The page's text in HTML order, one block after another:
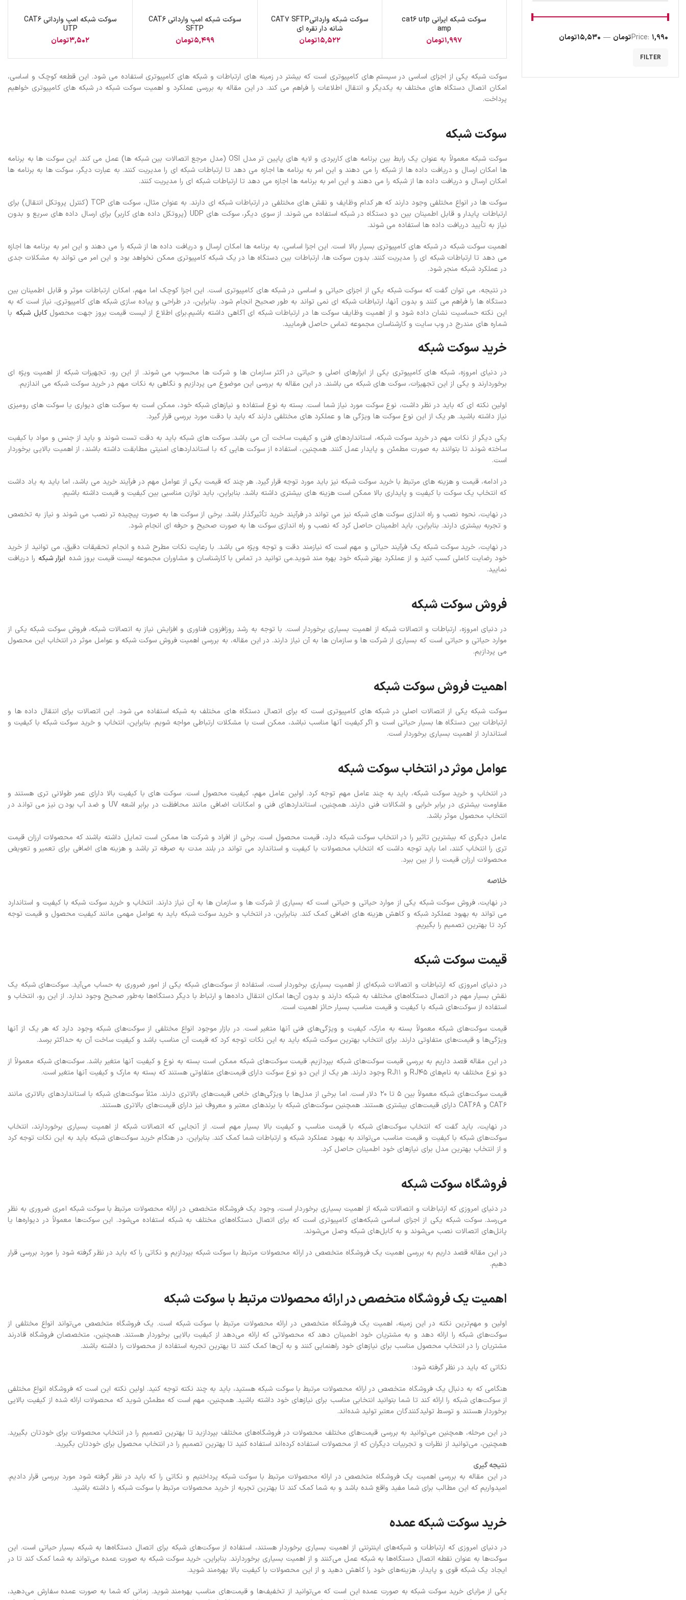
پچ پنل SFTP
پچ پنل UTP
پچ پنل نگزنس
FILTER
Price: 1,990 تومان — 15,530 تومان
سوکت شبکه ایرانی cat6 utp
amp
1,997تومان
سوکت شبکه وارداتیCAT7 SFTP
شانه دار نقره ای
15,522تومان
سوکت شبکه امپ وارداتی CAT6
SFTP
5,499تومان
سوکت شبکه امپ وارداتی CAT6
UTP
3,502تومان
سوکت شبکه یکی از اجزای اساسی در سیستم های کامپیوتری است که بیشتر در زمینه های ارتباطات و شبکه های کامپیوتری استفاده می شود. این قطعه کوچک و اساسی،
امکان اتصال دستگاه های مختلف به یکدیگر و انتقال اطلاعات را فراهم می کند. در این مقاله به بررسی عملکرد و اهمیت سوکت شبکه در شبکه های کامپیوتری خواهیم
پرداخت.
سوکت شبکه
سوکت شبکه معمولاً به عنوان یک رابط بین برنامه های کاربردی و لایه های پایین تر مدل OSI (مدل مرجع اتصالات بین شبکه ها) عمل می کند. این سوکت ها به برنامه
ها امکان ارسال و دریافت داده ها از شبکه را می دهند و این امر به برنامه ها اجازه می دهد تا ارتباطات شبکه ای را مدیریت کنند. به عبارت دیگر، سوکت ها به برنامه ها
امکان ارسال و دریافت داده ها از شبکه را می دهند و این امر به برنامه ها اجازه می دهد تا ارتباطات شبکه ای را مدیریت کنند.
سوکت ها در انواع مختلفی وجود دارند که هر کدام وظایف و نقش های مختلفی در ارتباطات شبکه ای دارند. به عنوان مثال، سوکت های TCP (کنترل پروتکل انتقال) برای
ارتباطات پایدار و قابل اطمینان بین دو دستگاه در شبکه استفاده می شوند. از سوی دیگر، سوکت های UDP (پروتکل داده های کاربر) برای ارسال داده های سریع و بدون
نیاز به تأیید دریافت داده ها استفاده می شوند.
اهمیت سوکت شبکه در شبکه های کامپیوتری بسیار بالا است. این اجزا اساسی، به برنامه ها امکان ارسال و دریافت داده ها از شبکه را می دهند و این امر به برنامه ها اجازه
می دهد تا ارتباطات شبکه ای را مدیریت کنند. بدون سوکت ها، ارتباطات بین دستگاه ها در یک شبکه کامپیوتری ممکن نخواهد بود و این امر می تواند به مشکلات جدی
در عملکرد شبکه منجر شود.
در نتیجه، می توان گفت که سوکت شبکه یکی از اجزای حیاتی و اساسی در شبکه های کامپیوتری است. این اجزا کوچک اما مهم، امکان ارتباطات موثر و قابل اطمینان بین
دستگاه ها را فراهم می کنند و بدون آنها، ارتباطات شبکه ای نمی تواند به طور صحیح انجام شود. بنابراین، در طراحی و پیاده سازی شبکه های کامپیوتری، نیاز است که به
این نکته حساسیت نشان داده شود و از اهمیت وظایف سوکت ها در ارتباطات شبکه ای آگاهی داشته باشیم.برای اطلاع از لیست قیمت بروز جهت محصولکابل شبکه با
شماره های مندرج در وب سایت و کارشناسان مجموعه تماس حاصل فرمایید.
خرید سوکت شبکه
در دنیای امروزه، شبکه های کامپیوتری یکی از ابزارهای اصلی و حیاتی در اکثر سازمان ها و شرکت ها محسوب می شوند. از این رو، تجهیزات شبکه از اهمیت ویژه ای
برخوردارند و یکی از این تجهیزات، سوکت های شبکه می باشند. در این مقاله به بررسی این موضوع می پردازیم و نگاهی به نکات مهم در خرید سوکت شبکه می اندازیم.
اولین نکته ای که باید در نظر داشت، نوع سوکت مورد نیاز شما است. بسته به نوع استفاده و نیازهای شبکه خود، ممکن است به سوکت های دیواری یا سوکت های رومیزی
نیاز داشته باشید. هر یک از این نوع سوکت ها ویژگی ها و عملکرد های مختلفی دارند که باید با دقت مورد بررسی قرار گیرد.
یکی دیگر از نکات مهم در خرید سوکت شبکه، استانداردهای فنی و کیفیت ساخت آن می باشد. سوکت های شبکه باید به دقت تست شوند و باید از جنس و مواد با کیفیت
ساخته شوند تا بتوانند به صورت مطمئن و پایدار عمل کنند. همچنین، استفاده از سوکت هایی که با استانداردهای امنیتی مطابقت داشته باشند، از اهمیت بالایی برخوردار
است.
در ادامه، قیمت و هزینه های مرتبط با خرید سوکت شبکه نیز باید مورد توجه قرار گیرد. هر چند که قیمت یکی از عوامل مهم در فرآیند خرید می باشد، اما باید به یاد داشت
که انتخاب یک سوکت با کیفیت و پایداری بالا ممکن است هزینه های بیشتری داشته باشد. بنابراین، باید توازن مناسبی بین کیفیت و قیمت داشته باشیم.
در نهایت، نحوه نصب و راه اندازی سوکت های شبکه نیز می تواند در فرآیند خرید تأثیرگذار باشد. برخی از سوکت ها به صورت پیچیده تر نصب می شوند و نیاز به تخصص
و تجربه بیشتری دارند. بنابراین، باید اطمینان حاصل کرد که نصب و راه اندازی سوکت ها به صورت صحیح و حرفه ای انجام شود.
در نهایت، خرید سوکت شبکه یک فرآیند حیاتی و مهم است که نیازمند دقت و توجه ویژه می باشد. با رعایت نکات مطرح شده و انجام تحقیقات دقیق، می توانید از خرید
خود رضایت کاملی کسب کنید و از عملکرد بهتر شبکه خود بهره مند شوید.می توانید در تماس با کارشناسان و مشاوران مجموعه لیست قیمت بروز شده ابزار شبکه را دریافت
نمایید.
فروش سوکت شبکه
در دنیای امروزه، ارتباطات و اتصالات شبکه از اهمیت بسیاری برخوردار است. با توجه به رشد روزافزون فناوری و افزایش نیاز به اتصالات شبکه، فروش سوکت شبکه یکی از
موارد حیاتی و حیاتی است که بسیاری از شرکت ها و سازمان ها به آن نیاز دارند. در این مقاله، به بررسی اهمیت فروش سوکت شبکه و عوامل موثر در انتخاب این محصول
می پردازیم.
اهمیت فروش سوکت شبکه
سوکت شبکه یکی از اتصالات اصلی در شبکه های کامپیوتری است که برای اتصال دستگاه های مختلف به شبکه استفاده می شود. این اتصالات برای انتقال داده ها و
ارتباطات بین دستگاه ها بسیار حیاتی است و اگر کیفیت آنها مناسب نباشد، ممکن است با مشکلات ارتباطی مواجه شویم. بنابراین، انتخاب و خرید سوکت شبکه با کیفیت و
استاندارد از اهمیت بسیاری برخوردار است.
عوامل موثر در انتخاب سوکت شبکه
در انتخاب و خرید سوکت شبکه، باید به چند عامل مهم توجه کرد. اولین عامل مهم، کیفیت محصول است. سوکت های با کیفیت بالا دارای عمر طولانی تری هستند و
مقاومت بیشتری در برابر خرابی و اشکالات فنی دارند. همچنین، استانداردهای فنی و امکانات اضافی مانند محافظت در برابر اشعه UV و ضد آب بودن نیز می تواند در
انتخاب محصول موثر باشد.
عامل دیگری که بیشترین تاثیر را در انتخاب سوکت شبکه دارد، قیمت محصول است. برخی از افراد و شرکت ها ممکن است تمایل داشته باشند که محصولات ارزان قیمت
تری را انتخاب کنند، اما باید توجه داشت که انتخاب محصولات با کیفیت و استاندارد می تواند در بلند مدت به صرفه تر باشد و هزینه های اضافی برای تعمیر و تعویض
محصولات ارزان قیمت را از بین ببرد.
خلاصه
در نهایت، فروش سوکت شبکه یکی از موارد حیاتی و حیاتی است که بسیاری از شرکت ها و سازمان ها به آن نیاز دارند. انتخاب و خرید سوکت شبکه با کیفیت و استاندارد
می تواند به بهبود عملکرد شبکه و کاهش هزینه های اضافی کمک کند. بنابراین، در انتخاب و خرید سوکت شبکه باید به عوامل مهمی مانند کیفیت محصول و قیمت توجه
کرد تا بهترین تصمیم را بگیریم.
قیمت سوکت شبکه
در دنیای امروزی که ارتباطات و اتصالات شبکه‌ای از اهمیت بسیاری برخوردار است، استفاده از سوکت‌های شبکه یکی از امور ضروری به حساب می‌آید. سوکت‌های شبکه یک
نقش بسیار مهم در اتصال دستگاه‌های مختلف به شبکه دارند و بدون آن‌ها امکان انتقال داده‌ها و ارتباط با دیگر دستگاه‌ها به‌طور صحیح وجود ندارد. از این رو، انتخاب و
استفاده از سوکت‌های شبکه با کیفیت و قیمت مناسب بسیار حائز اهمیت است.
قیمت سوکت‌های شبکه معمولاً بسته به مارک، کیفیت و ویژگی‌های فنی آنها متغیر است. در بازار موجود انواع مختلفی از سوکت‌های شبکه وجود دارد که هر یک از آنها
ویژگی‌ها و قیمت‌های متفاوتی دارند. برای انتخاب بهترین سوکت شبکه باید به این نکات توجه کرد که قیمت آن مناسب باشد و کیفیت ساخت آن به حداکثر برسد.
در این مقاله قصد داریم به بررسی قیمت سوکت‌های شبکه بپردازیم. قیمت سوکت‌های شبکه ممکن است بسته به نوع و کیفیت آنها متغیر باشد. سوکت‌های شبکه معمولاً از
دو نوع مختلف به نام‌های RJ45 و RJ11 وجود دارند. هر یک از این دو نوع سوکت دارای قیمت‌های متفاوتی هستند که بسته به مارک و کیفیت آنها متغیر است.
قیمت سوکت‌های شبکه معمولاً بین 5 تا 20 دلار است. اما برخی از مدل‌ها با ویژگی‌های خاص قیمت‌های بالاتری دارند. مثلاً سوکت‌های شبکه با استاندارد‌های بالاتری مانند
CAT6 و CAT6A دارای قیمت‌های بیشتری هستند. همچنین سوکت‌های شبکه با برندهای معتبر و معروف نیز دارای قیمت‌های بالاتری هستند.
در نهایت، باید گفت که انتخاب سوکت‌های شبکه با قیمت مناسب و کیفیت بالا بسیار مهم است. از آنجایی که اتصالات شبکه از اهمیت بسیاری برخوردارند، انتخاب
سوکت‌های شبکه با کیفیت و قیمت مناسب می‌تواند به بهبود عملکرد شبکه و ارتباطات شما کمک کند. بنابراین، در هنگام خرید سوکت‌های شبکه باید به این نکات توجه کرد
و از انتخاب بهترین مدل برای نیازهای خود اطمینان حاصل کرد.
فروشگاه سوکت شبکه
در دنیای امروزی که ارتباطات و اتصالات شبکه از اهمیت بسیاری برخوردار است، وجود یک فروشگاه متخصص در ارائه محصولات مرتبط با سوکت شبکه امری ضروری به نظر
می‌رسد. سوکت شبکه یکی از اجزای اساسی شبکه‌های کامپیوتری است که برای اتصال دستگاه‌های مختلف به شبکه استفاده می‌شود. این سوکت‌ها معمولاً در دیواره‌ها یا
پانل‌های اتصالات نصب می‌شوند و به کابل‌های شبکه وصل می‌شوند.
در این مقاله قصد داریم به بررسی اهمیت یک فروشگاه متخصص در ارائه محصولات مرتبط با سوکت شبکه بپردازیم و نکاتی را که باید در نظر گرفته شود را مورد بررسی قرار
دهیم.
اهمیت یک فروشگاه متخصص در ارائه محصولات مرتبط با سوکت شبکه
اولین و مهم‌ترین نکته در این زمینه، اهمیت یک فروشگاه متخصص در ارائه محصولات مرتبط با سوکت شبکه است. یک فروشگاه متخصص می‌تواند انواع مختلفی از
سوکت‌های شبکه را ارائه دهد و به مشتریان خود اطمینان دهد که محصولاتی که ارائه می‌دهد از کیفیت بالایی برخوردار هستند. همچنین، متخصصان فروشگاه قادرند
مشتریان را در انتخاب محصول مناسب برای نیازهای خود راهنمایی کنند و به آن‌ها کمک کنند تا بهترین تجربه استفاده از محصولات را داشته باشند.
نکاتی که باید در نظر گرفته شود:
هنگامی که به دنبال یک فروشگاه متخصص در ارائه محصولات مرتبط با سوکت شبکه هستید، باید به چند نکته توجه کنید. اولین نکته این است که فروشگاه انواع مختلفی
از سوکت‌های شبکه را ارائه کند تا شما بتوانید انتخابی مناسب برای نیازهای خود داشته باشید. همچنین، مهم است که مطمئن شوید که محصولات ارائه شده از کیفیت بالایی
برخوردار هستند و توسط تولیدکنندگان معتبر تولید شده‌اند.
در این مرحله، همچنین می‌توانید به بررسی قیمت‌های مختلف محصولات در فروشگاه‌های مختلف بپردازید تا بهترین تصمیم را در انتخاب محصولات برای خودتان بگیرید.
همچنین، می‌توانید از نظرات و تجربیات دیگران که از محصولات استفاده کرده‌اند استفاده کنید تا بهترین تصمیم را در انتخاب محصول برای خودتان بگیرید.
نتیجه گیری
در این مقاله به بررسی اهمیت یک فروشگاه متخصص در ارائه محصولات مرتبط با سوکت شبکه پرداختیم و نکاتی را که باید در نظر گرفته شود مورد بررسی قرار دادیم.
امیدواریم که این مطالب برای شما مفید واقع شده باشد و به شما کمک کند تا بهترین تجربه از خرید محصولات مرتبط با سوکت شبکه را داشته باشید.
خرید سوکت شبکه عمده
در دنیای امروزی که ارتباطات و شبکه‌های اینترنتی از اهمیت بسیاری برخوردار هستند، استفاده از سوکت‌های شبکه برای اتصال دستگاه‌ها به شبکه بسیار حیاتی است. این
سوکت‌ها به عنوان نقطه اتصال دستگاه‌ها به شبکه عمل می‌کنند و از اهمیت بسیاری برخوردارند. بنابراین، خرید سوکت شبکه به صورت عمده می‌تواند به شما کمک کند تا در
ایجاد یک شبکه قوی و پایدار، هزینه‌های خود را کاهش دهید و از این محصولات با کیفیت بالا بهره‌مند شوید.
یکی از مزایای خرید سوکت شبکه به صورت عمده این است که می‌توانید از تخفیف‌ها و قیمت‌های مناسب بهره‌مند شوید. زمانی که شما به صورت عمده سفارش می‌دهید،